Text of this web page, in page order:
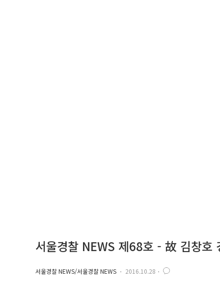
서울경찰 NEWS 제68호 - 故 김창호
서울경찰 NEWS/서울경찰 NEWS 2016.10.28